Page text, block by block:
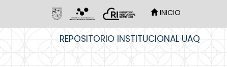
INICIO
REPOSITORIO INSTITUCIONAL UAQ